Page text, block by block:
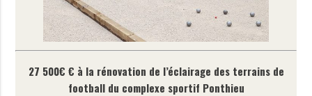
27 500€ € à la rénovation de l’éclairage des terrains de
football du complexe sportif Ponthieu